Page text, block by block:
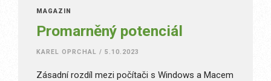
MAGAZÍN
Promarněný potenciál
KAREL OPRCHAL / 5.10.2023
Zásadní rozdíl mezi počítači s Windows a Macem